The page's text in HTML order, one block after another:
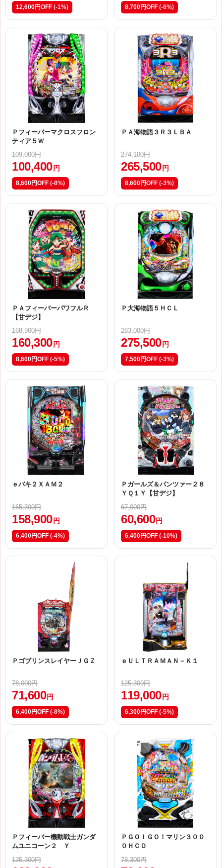
12,600円OFF (-1%) 8,700円OFF (-6%)
Ｐフィーバーマクロスフロン
ティア５Ｗ
109,000円
100,400 円
8,600円OFF (-8%)
ＰＡ海物語３Ｒ３ＬＢＡ
274,100円
265,500 円
8,600円OFF (-3%)
ＰＡフィーバーパワフルＲ
【甘デジ】
168,900円
160,300 円
8,600円OFF (-5%)
Ｐ大海物語５ＨＣＬ
283,000円
275,500 円
7,500円OFF (-3%)
ｅバキ２ＸＡＭ２
165,300円
158,900 円
6,400円OFF (-4%)
Ｐガールズ＆パンツァー２８
ＹＱ１Ｙ【甘デジ】
67,000円
60,600 円
6,400円OFF (-10%)
ＰゴブリンスレイヤーＪＧＺ
78,000円
71,600 円
6,400円OFF (-8%)
ｅＵＬＴＲＡＭＡＮ－Ｋ１
125,300円
119,000 円
6,300円OFF (-5%)
Ｐフィーバー機動戦士ガンダ
ムユニコーン２ Ｙ
135,300円
ＰＧＯ！ＧＯ！マリン３００
０ＨＣＤ
78,300円